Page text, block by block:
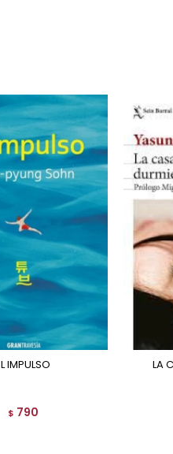
EL IMPULSO
$ 790
LA CASA DE LAS BELLAS